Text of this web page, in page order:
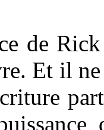
de
Et il ne